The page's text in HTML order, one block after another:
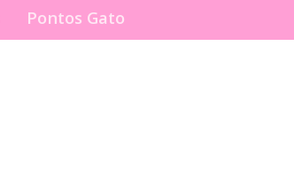
Pontos Gato